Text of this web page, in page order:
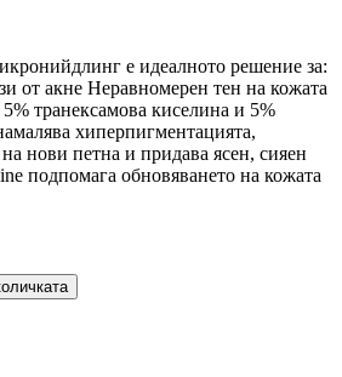
е идеалното решение за:
от акне Неравномерен тен на кожата
транексамова киселина и 5%
хиперпигментацията,
нови петна и придава ясен, сияен
подпомага обновяването на кожата